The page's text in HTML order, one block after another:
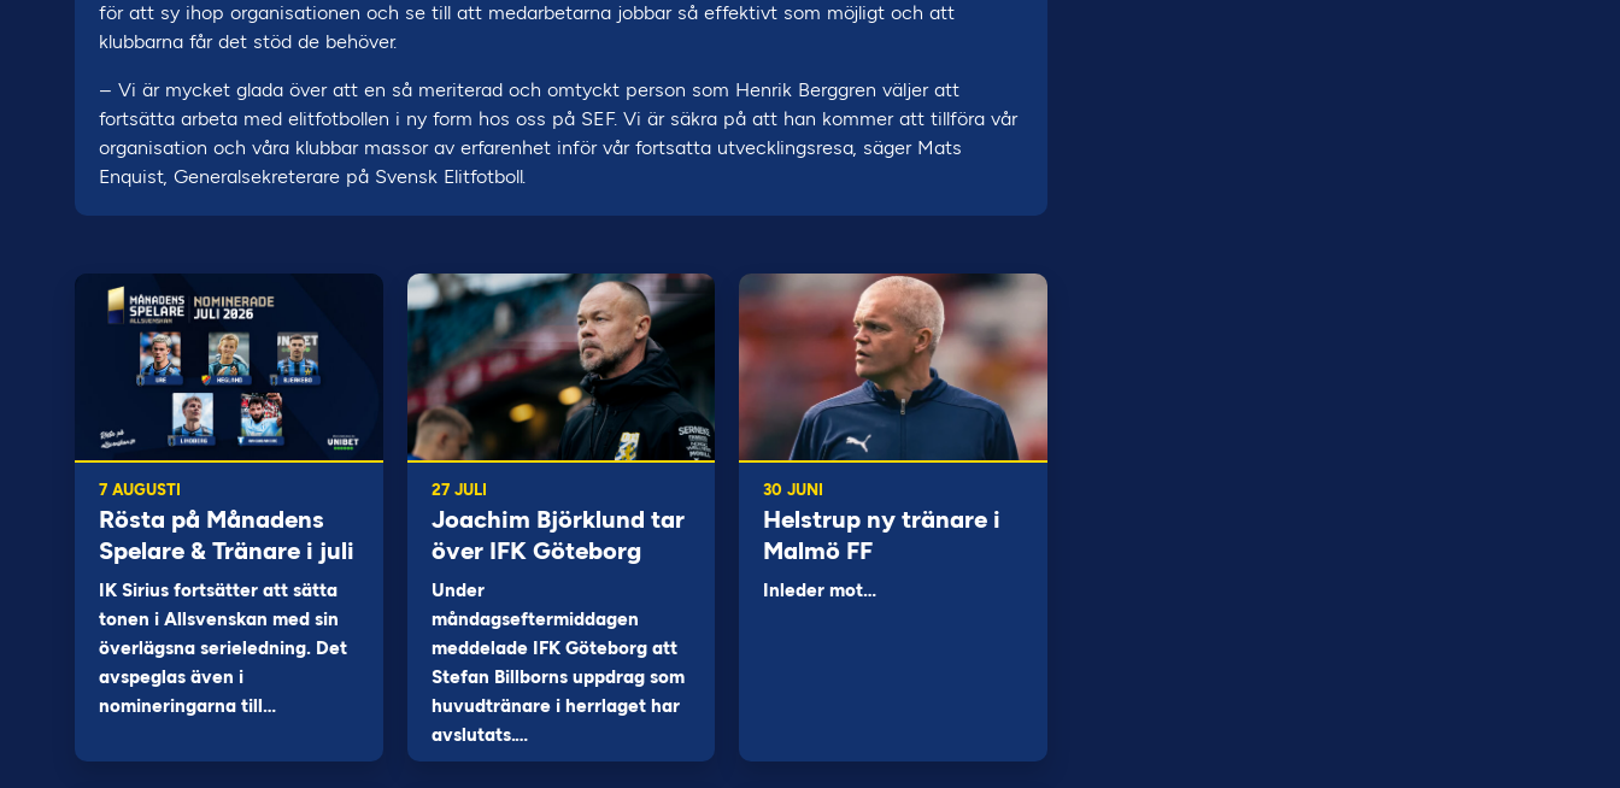
för att sy ihop organisationen och se till att medarbetarna jobbar så effektivt som möjligt och att
klubbarna får det stöd de behöver.
– Vi är mycket glada över att en så meriterad och omtyckt person som Henrik Berggren väljer att
fortsätta arbeta med elitfotbollen i ny form hos oss på SEF. Vi är säkra på att han kommer att tillföra vår
organisation och våra klubbar massor av erfarenhet inför vår fortsatta utvecklingsresa, säger Mats
Enquist, Generalsekreterare på Svensk Elitfotboll.
7 AUGUSTI
Rösta på Månadens
Spelare & Tränare i juli
IK Sirius fortsätter att sätta
tonen i Allsvenskan med sin
överlägsna serieledning. Det
avspeglas även i
nomineringarna till…
27 JULI
Joachim Björklund tar
över IFK Göteborg
Under
måndagseftermiddagen
meddelade IFK Göteborg att
Stefan Billborns uppdrag som
huvudtränare i herrlaget har
avslutats.…
30 JUNI
Helstrup ny tränare i
Malmö FF
Inleder mot…